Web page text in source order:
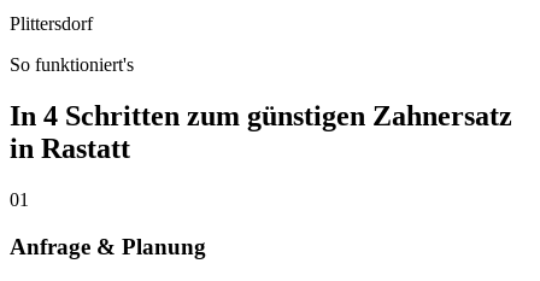
Plittersdorf
So funktioniert's
In 4 Schritten zum günstigen Zahnersatz
in Rastatt
01
Anfrage & Planung